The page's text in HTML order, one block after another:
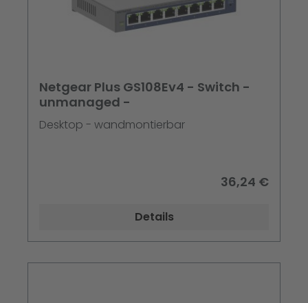
Netgear Plus GS108Ev4 - Switch -
unmanaged -
Desktop - wandmontierbar
36,24 €
Details